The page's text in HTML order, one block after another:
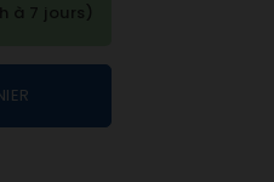
à 7 jours)